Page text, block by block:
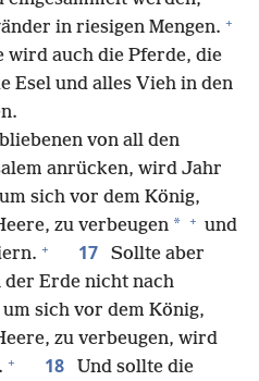
in riesigen Mengen. +
wird auch die Pferde, die
Esel und alles Vieh in den
von all den
anrücken, wird Jahr
um sich vor dem König,
zu verbeugen * + und
+ 17
Sollte aber
der Erde nicht nach
sich vor dem König,
zu verbeugen, wird
+ 18
Und sollte die